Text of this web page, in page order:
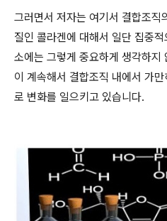
그러면서 저자는 여기서 결합조직
질인 콜라겐에 대해서 일단 집중
소에는 그렇게 중요하게 생각하지
이 계속해서 결합조직 내에서 가
로 변화를 일으키고 있습니다.